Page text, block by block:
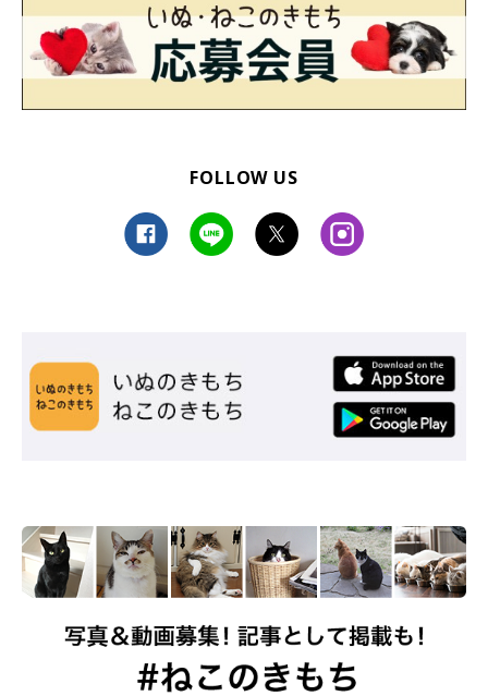
FOLLOW US